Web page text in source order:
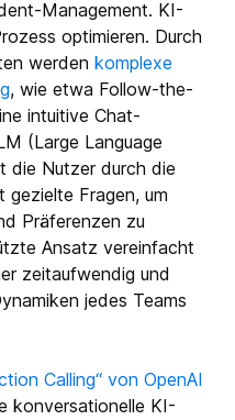
Management. KI-
optimieren. Durch
werdenkomplexe
, wie etwa Follow-the-
intuitive Chat-
(Large Language
die Nutzer durch die
gezielte Fragen, um
Präferenzen zu
Ansatz vereinfacht
zeitaufwendig und
jedes Teams
Calling“ von OpenAI
konversationelle KI-